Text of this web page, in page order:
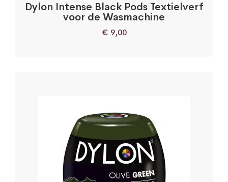
Dylon Intense Black Pods Textielverf
voor de Wasmachine
€ 9,00